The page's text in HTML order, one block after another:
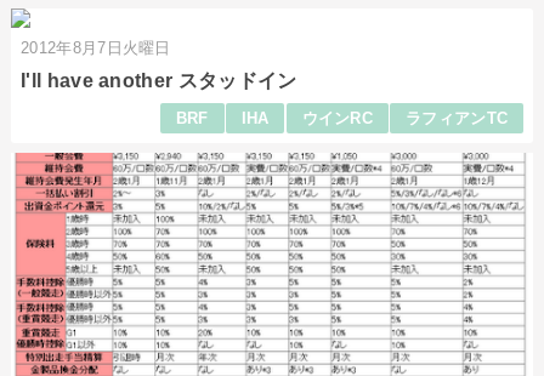
2012年8月7日火曜日
I'll have another スタッドイン
BRF IHA ウインRC ラフィアンTC